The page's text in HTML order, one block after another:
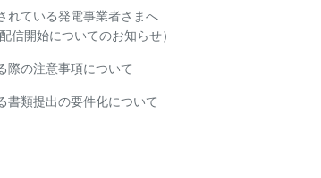
れている発電事業者さまへ
信開始についてのお知らせ）
際の注意事項について
書類提出の要件化について